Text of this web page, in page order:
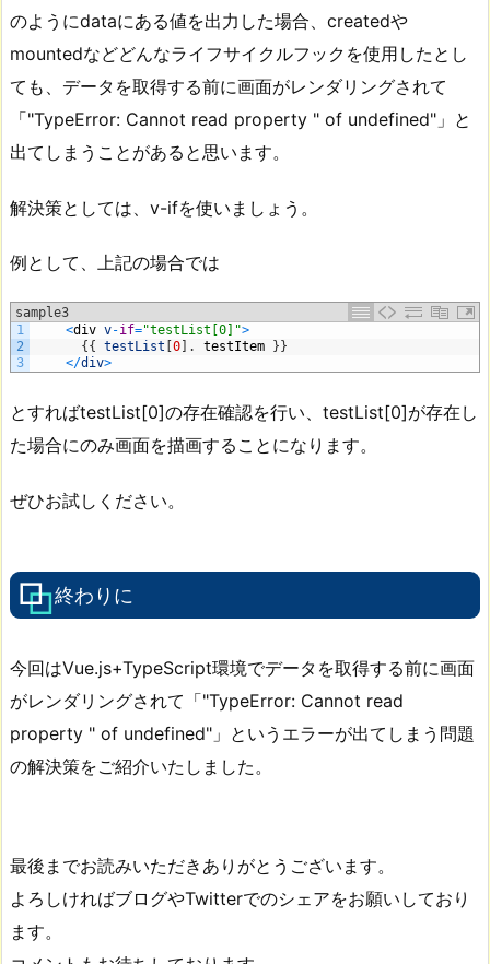
のようにdataにある値を出力した場合、createdや
mountedなどどんなライフサイクルフックを使用したとし
ても、データを取得する前に画面がレンダリングされて
「"TypeError: Cannot read property " of undefined"」と
出てしまうことがあると思います。
解決策としては、v-ifを使いましょう。
例として、上記の場合では
sample3
1
2
3
<div v-if="testList[0]">
{ { testList 0 . testItem } }
</div>
とすればtestList[0]の存在確認を行い、testList[0]が存在し
た場合にのみ画面を描画することになります。
ぜひお試しください。
終わりに
今回はVue.js+TypeScript環境でデータを取得する前に画面
がレンダリングされて「"TypeError: Cannot read
property " of undefined"」というエラーが出てしまう問題
の解決策をご紹介いたしました。
最後までお読みいただきありがとうございます。
よろしければブログやTwitterでのシェアをお願いしており
ます。